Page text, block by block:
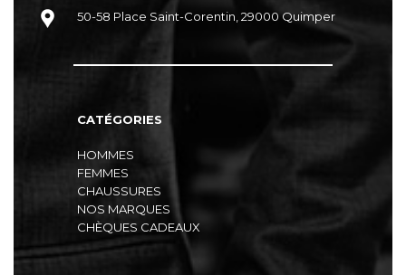
50-58 Place Saint-Corentin, 29000 Quimper
CATÉGORIES
HOMMES
FEMMES
CHAUSSURES
NOS MARQUES
CHÈQUES CADEAUX